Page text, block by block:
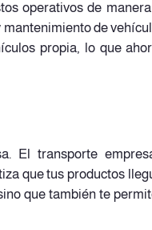
operativos de
de
propia, lo que
El transporte
que tus productos
que también te